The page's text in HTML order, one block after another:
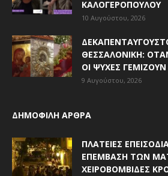
ΚΑΛΟΓΕΡΌΠΟΥΛΟΥ
10 Αυγούστου, 2026
ΘΕΣΣΑΛΟΝΊΚΗ:
ΟΙ ΨΥΧΈΣ
9 Αυγούστου, 2026
ΔΗΜΟΦΙΛΗ ΑΡΘΡΑ
ΠΛΑΤΕΊΕΣ
ΕΠΈΜΒΑΣΗ ΤΩΝ
ΧΕΙΡΟΒΟΜΒΊΔΕΣ